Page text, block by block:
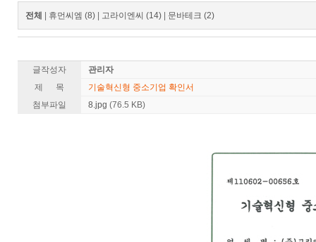
전체 휴먼씨엠 (8)| 고라이엔씨 (14)| 문바테크 (2)
글작성자
관리자
제 목
기술혁신형 중소기업 확인서
첨부파일
8.jpg (76.5 KB)